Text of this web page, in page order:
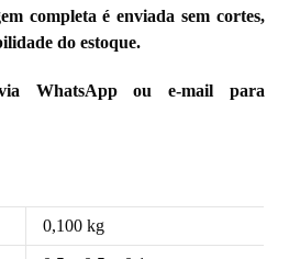
completa é enviada sem cortes,
do estoque.
WhatsApp ou e-mail para
0,100 kg